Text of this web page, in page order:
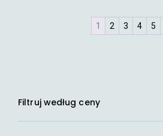
1 2 3 4 5
Filtruj według ceny